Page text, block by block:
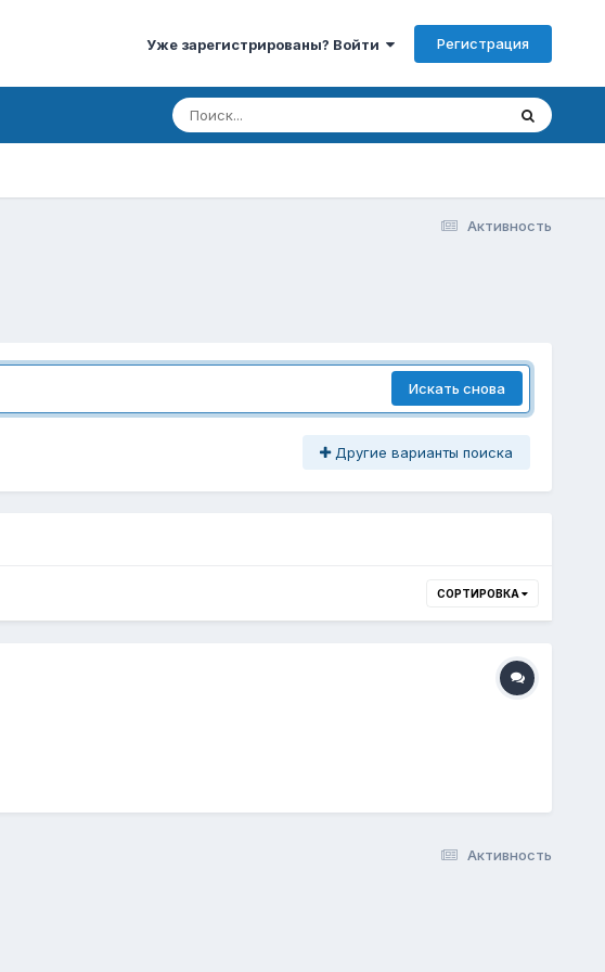
Уже зарегистрированы? Войти Регистрация
Активность
Искать снова
Другие варианты поиска
СОРТИРОВКА
Активность